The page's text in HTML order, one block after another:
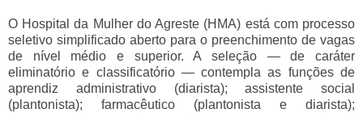
O Hospital da Mulher do Agreste (HMA) está com processo
seletivo simplificado aberto para o preenchimento de vagas
de nível médio e superior. A seleção — de caráter
eliminatório e classificatório — contempla as funções de
aprendiz administrativo (diarista); assistente social
(plantonista); farmacêutico (plantonista e diarista);